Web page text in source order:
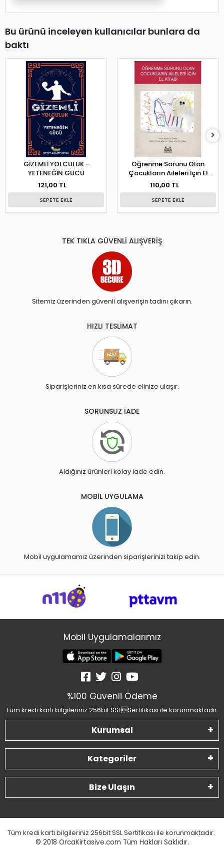
Bu ürünü inceleyen kullanıcılar bunlara da
baktı
GİZEMLİ YOLCULUK -
YETENEĞİN GÜCÜ
121,00 TL
SEPETE EKLE
Öğrenme Sorunu Olan
Çocukların Aileleri İçin El
Kitabı
110,00 TL
SEPETE EKLE
TEK TIKLA GÜVENLİ ALIŞVERİŞ
Sitemiz üzerinden güvenli alışverişin tadını çıkarın.
HIZLI TESLİMAT
Siparişleriniz en kısa sürede elinize ulaşır.
SORUNSUZ İADE
Aldığınız ürünleri kolay iade edin.
MOBİL UYGULAMA
Mobil uygulamamız üzerinden siparişlerinizi takip edin.
Mobil Uygulamalarımız
%100 Güvenli Ödeme
Tüm kredi kartı bilgileriniz 256bit SSLSertifikası ile korunmaktadır.
Kurumsal
Kategoriler
Bize Ulaşın
Tüm kredi kartı bilgileriniz 256bit SSL Sertifikası ile korunmaktadır.
© 2018 OrcaKirtasiye.com Tüm Hakları Saklıdır.